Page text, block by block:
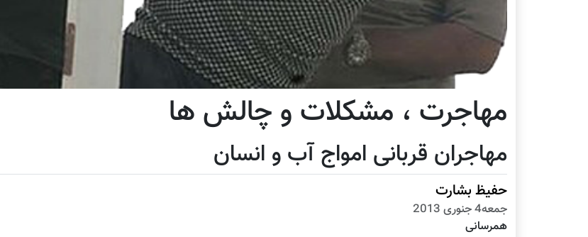
مهاجرت ، مشکلات و چالش ها
مهاجران قربانی امواج آب و انسان
حفیظ بشارت
جمعه4 جنوری 2013
همرسانی